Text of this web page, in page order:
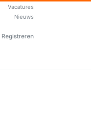
Vacatures
Nieuws
Registreren